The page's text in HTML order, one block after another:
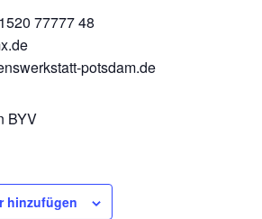
77777 48
potsdam.de
BYV
hinzufügen